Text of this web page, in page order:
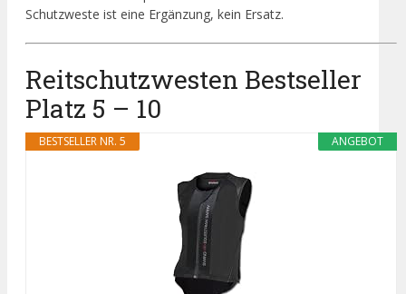
Schutzweste ist eine Ergänzung, kein Ersatz.
Reitschutzwesten Bestseller
Platz 5 – 10
ANGEBOT
BESTSELLER NR. 5